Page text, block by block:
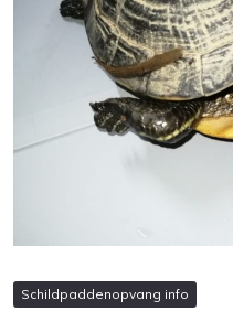
Schildpaddenopvang info